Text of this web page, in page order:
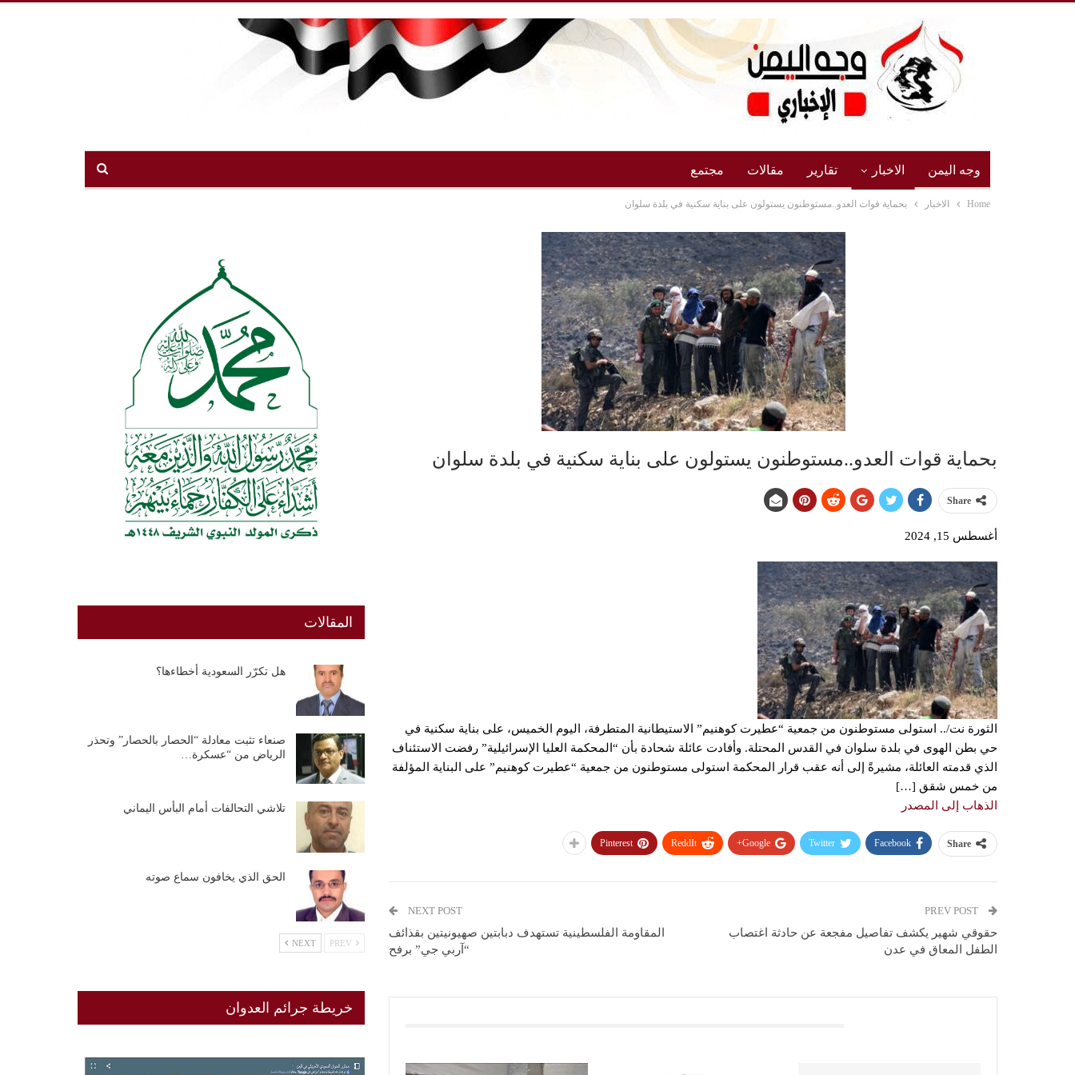
وجه اليمن الاخبار تقارير مقالات مجتمع
Home الاخبار بحماية قوات العدو..مستوطنون يستولون على بناية سكنية في بلدة سلوان
بحماية قوات العدو..مستوطنون يستولون على بناية سكنية في بلدة سلوان
Share
أغسطس 15, 2024
الثورة نت/.. استولى مستوطنون من جمعية “عطيرت كوهنيم” الاستيطانية المتطرفة، اليوم الخميس، على بناية سكنية في
حي بطن الهوى في بلدة سلوان في القدس المحتلة. وأفادت عائلة شحادة بأن “المحكمة العليا الإسرائيلية” رفضت الاستئناف
الذي قدمته العائلة، مشيرةً إلى أنه عقب قرار المحكمة استولى مستوطنون من جمعية “عطيرت كوهنيم” على البناية المؤلفة
من خمس شقق […]
الذهاب إلى المصدر
Share
Facebook
Twitter
Google+
ReddIt
Pinterest
حقوقي شهير يكشف تفاصيل مفجعة عن حادثة اغتصاب
الطفل المعاق في عدن
NEXT POST
المقاومة الفلسطينية تستهدف دبابتين صهيونيتين بقذائف
“آربي جي” برفح
المقالات
هل تكرّر السعودية أخطاءها؟
صنعاء تثبت معادلة “الحصار بالحصار” وتحذر
الرياض من “عسكرة…
تلاشي التحالفات أمام البأس اليماني
الحق الذي يخافون سماع صوته
NEXT
خريطة جرائم العدوان